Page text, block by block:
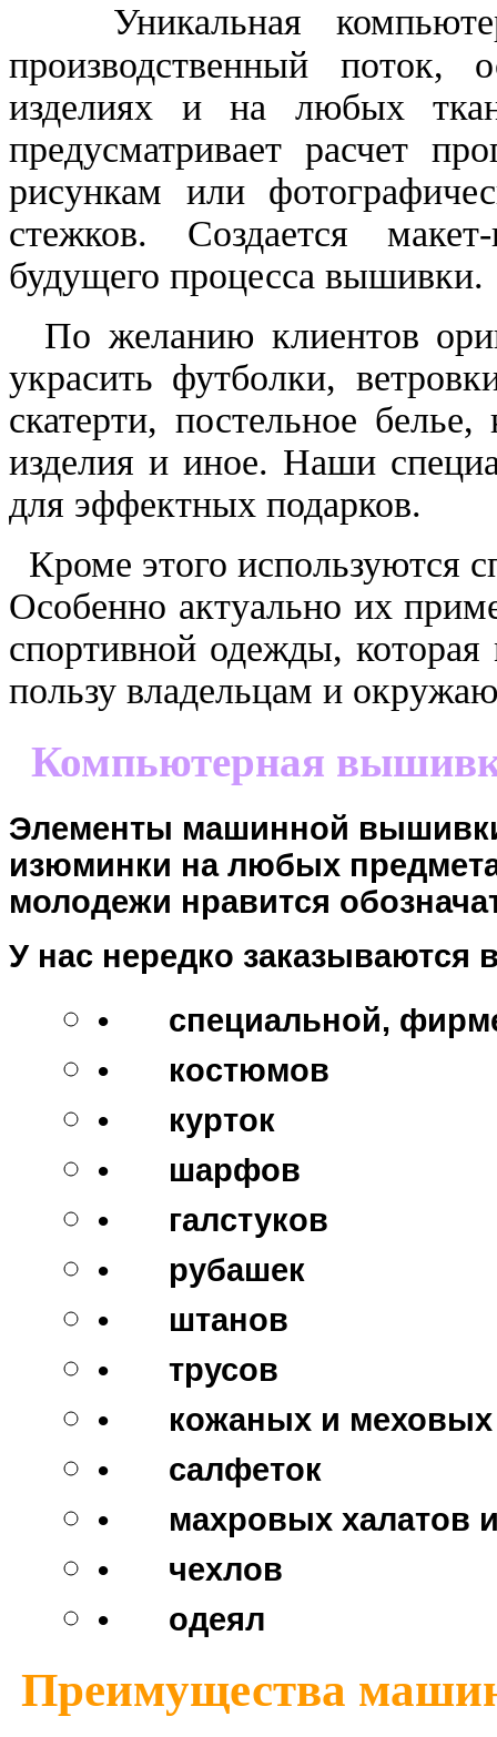
Уникальная
производственный поток,
изделиях и на любых
предусматривает расчет
рисункам или
стежков. Создается
будущего процесса вышивки.
По желанию клиентов
украсить футболки,
скатерти, постельное
изделия и иное. Наши
для эффектных подарков.
Кроме этого используются
Особенно актуально их
спортивной одежды,
пользу владельцам и
Компьютерная
Элементы машинной
изюминки на любых
молодежи нравится
У нас нередко
•
специальной,
•
костюмов
•
курток
•
шарфов
•
галстуков
•
рубашек
•
штанов
•
трусов
•
кожаных и меховых
•
салфеток
•
махровых халатов
•
чехлов
•
одеял
Преимущества